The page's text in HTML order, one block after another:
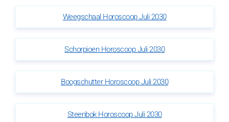
Weegschaal Horoscoop Juli 2030
Schorpioen Horoscoop Juli 2030
Boogschutter Horoscoop Juli 2030
Steenbok Horoscoop Juli 2030